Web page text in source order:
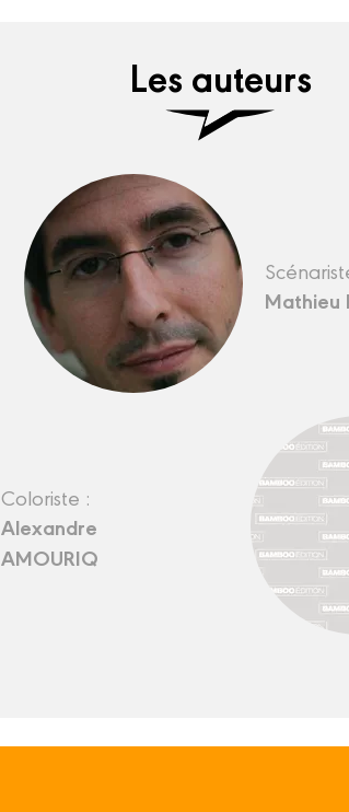
Les auteurs
Mathieu
Coloriste :
Alexandre
AMOURIQ